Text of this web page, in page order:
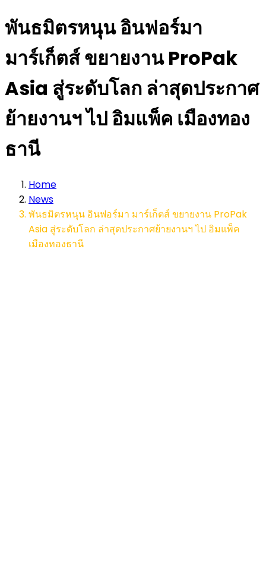
พันธมิตรหนุน อินฟอร์มา
มาร์เก็ตส์ ขยายงาน ProPak
Asia สู่ระดับโลก ล่าสุดประกาศ
ย้ายงานฯ ไป อิมแพ็ค เมืองทอง
ธานี
Home
News
พันธมิตรหนุน อินฟอร์มา มาร์เก็ตส์ ขยายงาน ProPak
Asia สู่ระดับโลก ล่าสุดประกาศย้ายงานฯ ไป อิมแพ็ค
เมืองทองธานี